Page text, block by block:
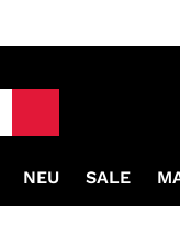
NEU SALE